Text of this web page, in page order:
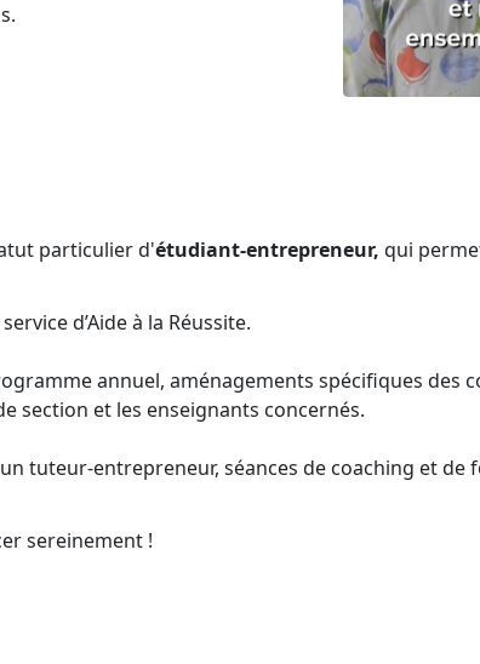
particulier d'étudiant-entrepreneur, qui
d’Aide à la Réussite.
annuel, aménagements spécifiques des
section et les enseignants concernés.
tuteur-entrepreneur, séances de coaching et
sereinement !